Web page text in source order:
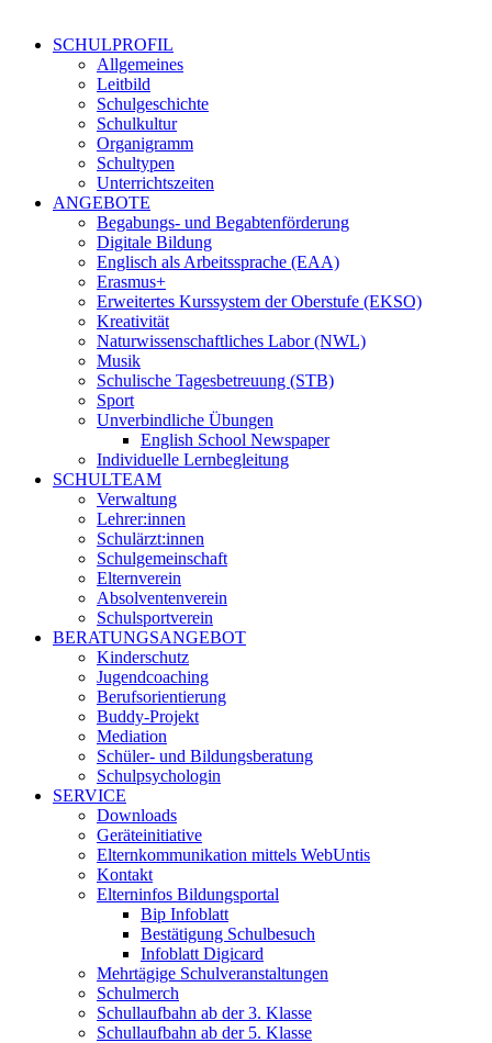
SCHULPROFIL
Allgemeines
Leitbild
Schulgeschichte
Schulkultur
Organigramm
Schultypen
Unterrichtszeiten
ANGEBOTE
Begabungs- und Begabtenförderung
Digitale Bildung
Englisch als Arbeitssprache (EAA)
Erasmus+
Erweitertes Kurssystem der Oberstufe (EKSO)
Kreativität
Naturwissenschaftliches Labor (NWL)
Musik
Schulische Tagesbetreuung (STB)
Sport
Unverbindliche Übungen
English School Newspaper
Individuelle Lernbegleitung
SCHULTEAM
Verwaltung
Lehrer:innen
Schulärzt:innen
Schulgemeinschaft
Elternverein
Absolventenverein
Schulsportverein
BERATUNGSANGEBOT
Kinderschutz
Jugendcoaching
Berufsorientierung
Buddy-Projekt
Mediation
Schüler- und Bildungsberatung
Schulpsychologin
SERVICE
Downloads
Geräteinitiative
Elternkommunikation mittels WebUntis
Kontakt
Elterninfos Bildungsportal
Bip Infoblatt
Bestätigung Schulbesuch
Infoblatt Digicard
Mehrtägige Schulveranstaltungen
Schulmerch
Schullaufbahn ab der 3. Klasse
Schullaufbahn ab der 5. Klasse